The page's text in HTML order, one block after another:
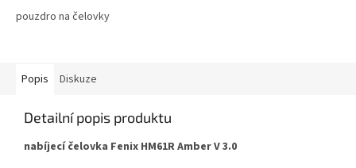
pouzdro na čelovky
Popis Diskuze
Detailní popis produktu
nabíjecí čelovka Fenix HM61R Amber V 3.0